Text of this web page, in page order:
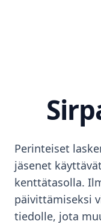
Perinteiset
jäsenet
kenttätasolla.
päivittämiseksi
tiedolle, jota